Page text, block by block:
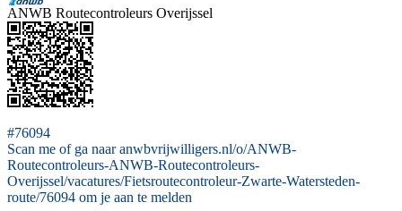
ANWB Routecontroleurs Overijssel
#76094
Scan me of ga naar anwbvrijwilligers.nl/o/ANWB-
Routecontroleurs-ANWB-Routecontroleurs-
Overijssel/vacatures/Fietsroutecontroleur-Zwarte-Watersteden-
route/76094 om je aan te melden